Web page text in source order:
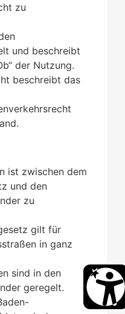
zu
und beschreibt
der Nutzung.
beschreibt das
ist zwischen dem
und den
zu
gilt für
in ganz
sind in den
geregelt.